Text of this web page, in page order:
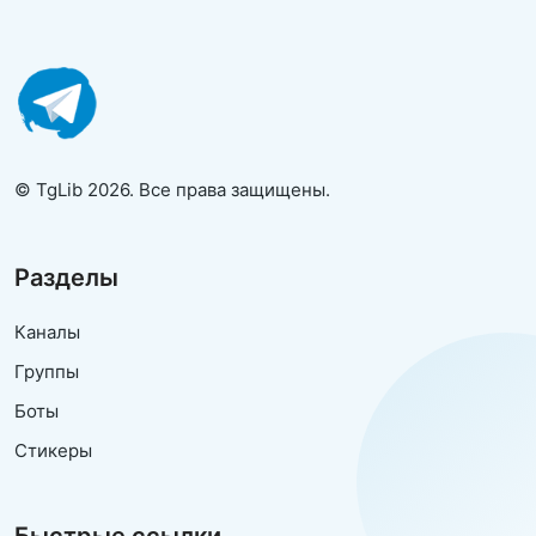
© TgLib 2026. Все права защищены.
Разделы
Каналы
Группы
Боты
Стикеры